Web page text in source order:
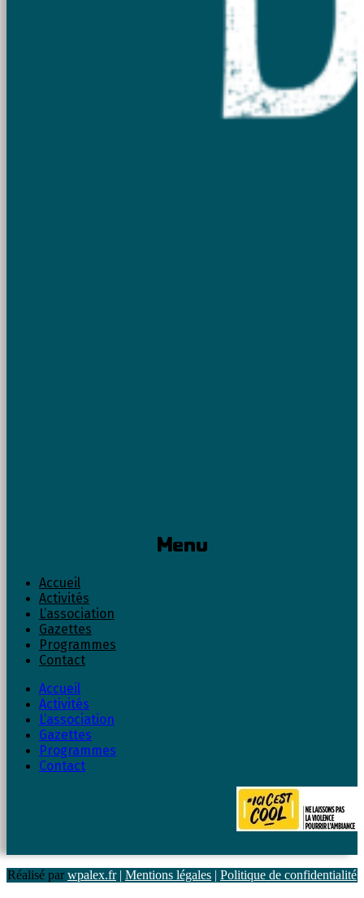
Menu
Accueil
Activités
L’association
Gazettes
Programmes
Contact
Accueil
Activités
L’association
Gazettes
Programmes
Contact
Réalisé par wpalex.fr| Mentions légales | Politique de confidentialité